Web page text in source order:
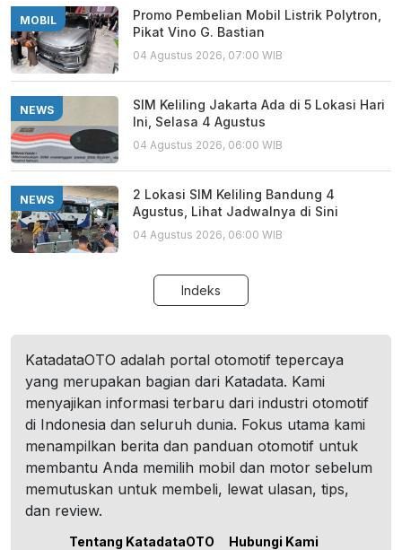
MOBIL
Promo Pembelian Mobil Listrik Polytron,
Pikat Vino G. Bastian
04 Agustus 2026, 07:00 WIB
NEWS
SIM Keliling Jakarta Ada di 5 Lokasi Hari
Ini, Selasa 4 Agustus
04 Agustus 2026, 06:00 WIB
NEWS
2 Lokasi SIM Keliling Bandung 4
Agustus, Lihat Jadwalnya di Sini
04 Agustus 2026, 06:00 WIB
Indeks
KatadataOTO adalah portal otomotif tepercaya
yang merupakan bagian dari Katadata. Kami
menyajikan informasi terbaru dari industri otomotif
di Indonesia dan seluruh dunia. Fokus utama kami
menampilkan berita dan panduan otomotif untuk
membantu Anda memilih mobil dan motor sebelum
memutuskan untuk membeli, lewat ulasan, tips,
dan review.
Tentang KatadataOTO Hubungi Kami